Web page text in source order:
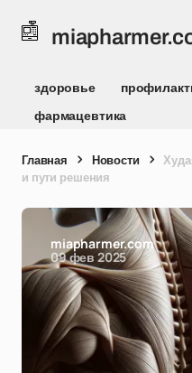
здоровье
фармацевтика
Главная Новости
и пути решения
miapharmer.com
09 фев 2025